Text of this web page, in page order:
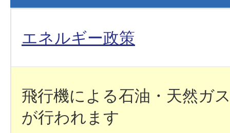
エネルギー政策
飛行機による石油・天然ガ
が行われます